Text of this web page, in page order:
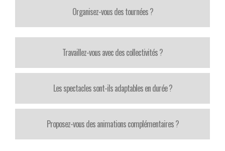
Organisez-vous des tournées ?
Travaillez-vous avec des collectivités ?
Les spectacles sont-ils adaptables en durée ?
Proposez-vous des animations complémentaires ?